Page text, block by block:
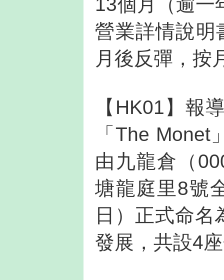
營業詳情說明
月後反彈，按
【HK01】報
「The
由九龍倉（
塘龍庭里8號
日）正式命
發展，共設4